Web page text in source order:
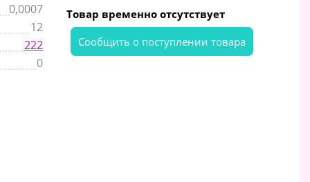
0,0007
12
222
0
Товар временно отсутствует
Cообщить о поступлении товара